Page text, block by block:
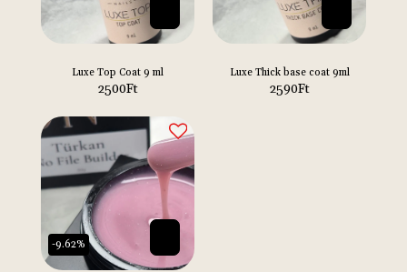
Luxe Top Coat 9 ml
2500Ft
Luxe Thick base coat 9ml
2590Ft
-9.62%